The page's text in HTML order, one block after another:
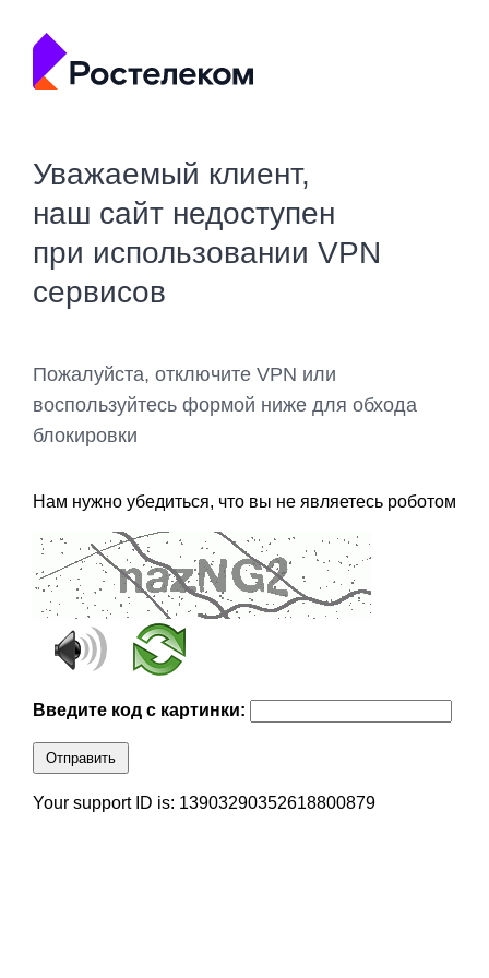
Уважаемый клиент,
наш сайт недоступен
при использовании VPN
сервисов
Пожалуйста, отключите VPN или
воспользуйтесь формой ниже для обхода
блокировки
Нам нужно убедиться, что вы не являетесь роботом
Введите код с картинки:
Отправить
Your support ID is: 13903290352618800879